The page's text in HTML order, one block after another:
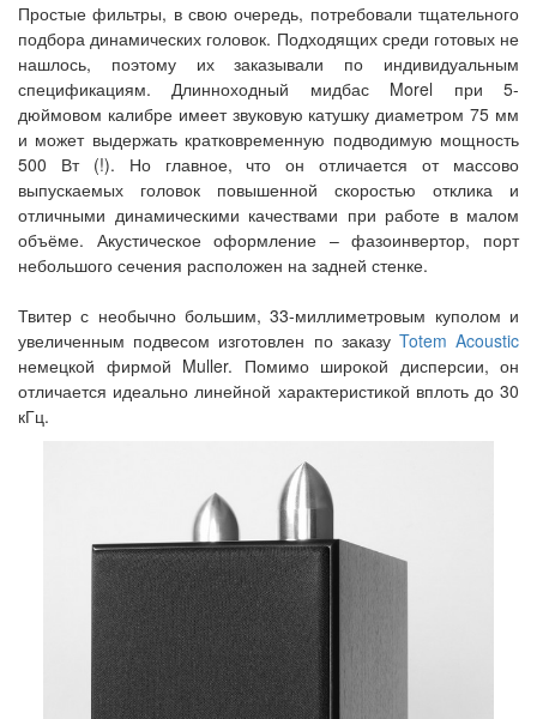
Простые фильтры, в свою очередь, потребовали тщательного
подбора динамических головок. Подходящих среди готовых не
нашлось, поэтому их заказывали по индивидуальным
спецификациям. Длинноходный мидбас Morel при 5-
дюймовом калибре имеет звуковую катушку диаметром 75 мм
и может выдержать кратковременную подводимую мощность
500 Вт (!). Но главное, что он отличается от массово
выпускаемых головок повышенной скоростью отклика и
отличными динамическими качествами при работе в малом
объёме. Акустическое оформление – фазоинвертор, порт
небольшого сечения расположен на задней стенке.
Твитер с необычно большим, 33-миллиметровым куполом и
увеличенным подвесом изготовлен по заказу Totem Acoustic
немецкой фирмой Muller. Помимо широкой дисперсии, он
отличается идеально линейной характеристикой вплоть до 30
кГц.